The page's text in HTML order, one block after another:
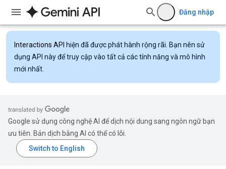
Đăng nhập
Interactions API hiện đã được phát hành rộng rãi. Bạn nên sử
dụng API này để truy cập vào tất cả các tính năng và mô hình
mới nhất.
Google sử dụng công nghệ AI để dịch nội dung sang ngôn ngữ bạn
ưu tiên. Bản dịch bằng AI có thể có lỗi.